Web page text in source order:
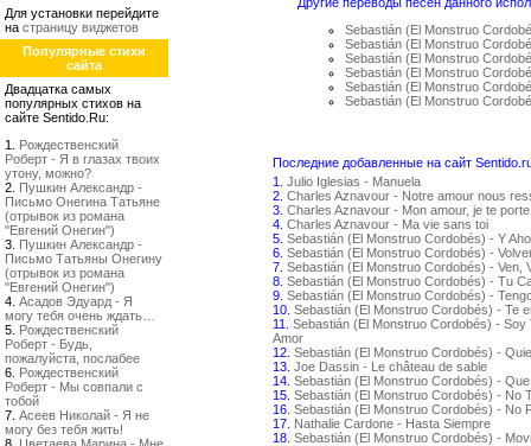
Для установки перейдите
на страницу виджетов
Популярные стихи
сайта
Двадцатка самых
популярных стихов на
сайте Sentido.Ru:
1. Рождественский
Роберт - Я в глазах твоих
утону, можно?
2. Пушкин Александр -
Письмо Онегина Татьяне
(отрывок из романа
"Евгений Онегин")
3. Пушкин Александр -
Письмо Татьяны Онегину
(отрывок из романа
"Евгений Онегин")
4. Асадов Эдуард - Я
могу тебя очень ждать…
5. Рождественский
Роберт - Будь,
пожалуйста, послабее
6. Рождественский
Роберт - Мы совпали с
тобой
7. Асеев Николай - Я не
могу без тебя жить!
Sebastián (El Monstruo
Sebastián (El Monstruo
Sebastián (El Monstruo
Sebastián (El Monstruo
Sebastián (El Monstruo
Sebastián (El Monstruo
Последние добавленные на сайт
1. Julio Iglesias - Manuela
2. Charles Aznavour - Notre amour nous
3. Charles Aznavour - Mon amour, je te
4. Charles Aznavour - Ma vie sans toi
5. Sebastián (El Monstruo Cordobés) - Y
6. Sebastián (El Monstruo Cordobés) -
7. Sebastián (El Monstruo Cordobés) - Ven,
8. Sebastián (El Monstruo Cordobés) - Tu
9. Sebastián (El Monstruo Cordobés) -
10. Sebastián (El Monstruo Cordobés) - Te
11. Sebastián (El Monstruo Cordobés) - Soy
Amor
12. Sebastián (El Monstruo Cordobés) -
13. Joe Dassin - Le château de sable
14. Sebastián (El Monstruo Cordobés) -
15. Sebastián (El Monstruo Cordobés) - No
16. Sebastián (El Monstruo Cordobés) - No
17. Nathalie Cardone - Hasta Siempre
18. Sebastián (El Monstruo Cordobés) -